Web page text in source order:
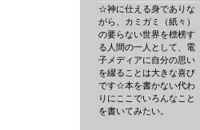
☆神に仕える身でありな
がら、カミガミ（紙々）
の要らない世界を標榜す
る人間の一人として、電
子メディアに自分の思い
を綴ることは大きな喜び
です☆本を書かない代わ
りにここでいろんなこと
を書いてみたい。